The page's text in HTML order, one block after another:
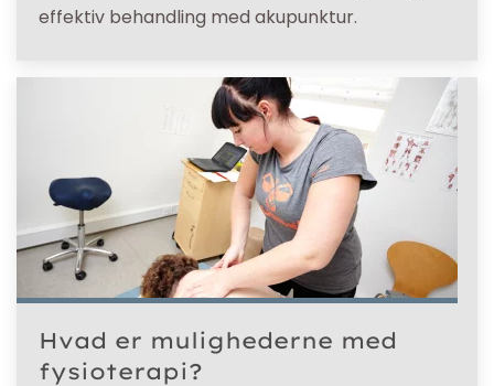
effektiv behandling med akupunktur.
Hvad er mulighederne med
fysioterapi?